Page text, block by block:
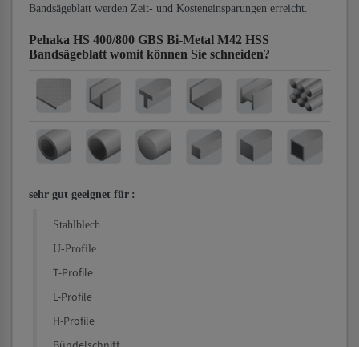
Bandsägeblatt werden Zeit- und Kosteneinsparungen erreicht.
Pehaka HS 400/800 GBS Bi-Metal M42 HSS
Bandsägeblatt womit können Sie schneiden?
sehr gut geeignet für :
Stahlblech
U-Profile
T-Profile
L-Profile
H-Profile